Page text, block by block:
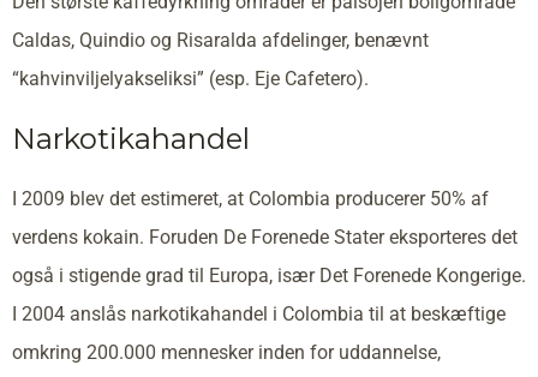
Caldas, Quindio og Risaralda afdelinger, benævnt
“kahvinviljelyakseliksi” (esp. Eje Cafetero).
Narkotikahandel
I 2009 blev det estimeret, at Colombia producerer 50% af
verdens kokain. Foruden De Forenede Stater eksporteres det
også i stigende grad til Europa, især Det Forenede Kongerige.
I 2004 anslås narkotikahandel i Colombia til at beskæftige
omkring 200.000 mennesker inden for uddannelse,